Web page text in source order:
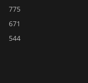
775
671
544